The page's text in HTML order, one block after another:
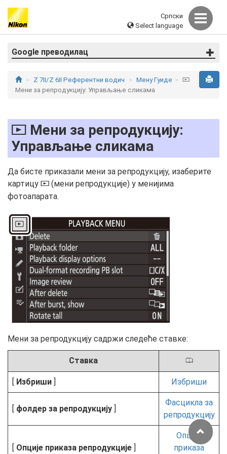
Српски
Select language
Google преводилац
Z 7II/Z 6II Референтни водич Мену Гуиде D
Мени за репродукцију: Управљање сликама
D Мени за репродукцију:
Управљање сликама
Да бисте приказали мени за репродукцију, изаберите
картицу D (мени репродукције) у менијима
фотоапарата.
Мени за репродукцију садржи следеће ставке:
Ставка 0
[ Избриши ] Избриши
[ фолдер за репродукцију ]
Фасцикла за
репродукцију
[ Опције приказа репродукције ]
Опције
приказа